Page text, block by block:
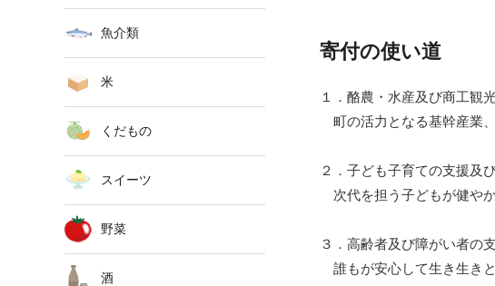
寄付の使い道
１．酪農・水産及び商工観
町の活力となる基幹産業
２．子ども子育ての支援及
次代を担う子どもが健や
３．高齢者及び障がい者の
誰もが安心して生き生き
魚介類
米
くだもの
スイーツ
野菜
酒